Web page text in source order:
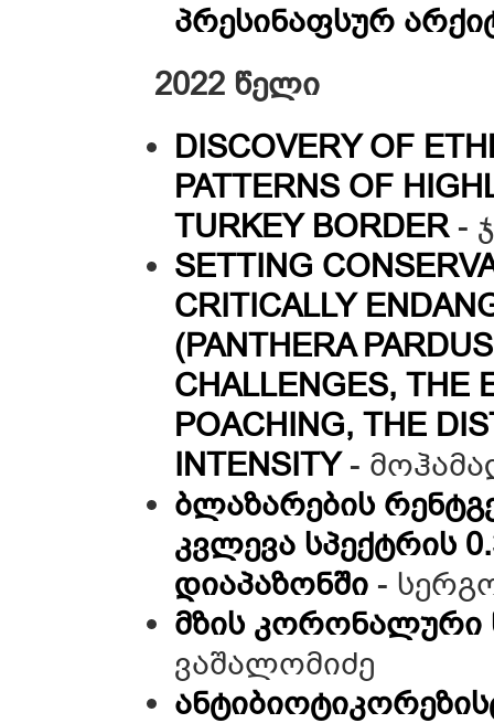
პრესინაფსურ
2022 წელი
DISCOVERY OF
PATTERNS OF
TURKEY BORDER -
SETTING
CRITICALLY
(PANTHERA
CHALLENGES, THE
POACHING, THE
INTENSITY-
ბლაზარების
კვლევა სპექტრის
დიაპაზონში -
მზის კორონალური
ვაშალომიძე